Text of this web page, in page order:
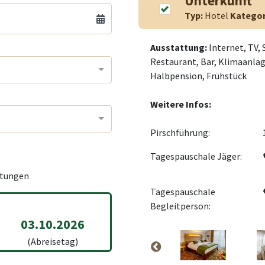
03.10.2026
(Abreisetag)
Typ:Hotel
Ausstattung: Internet, TV,
Restaurant, Bar,
Halbpension, Frühstück
Weitere Infos:
Pirschführung:
Tagespauschale Jäger:
Tagespauschale
Begleitperson: